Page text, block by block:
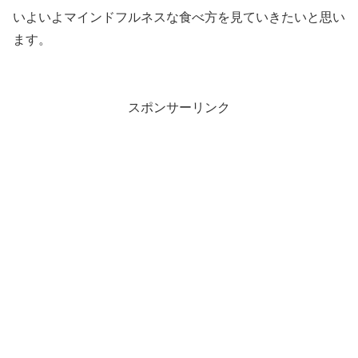
いよいよマインドフルネスな食べ方を見ていきたいと思い
ます。
スポンサーリンク